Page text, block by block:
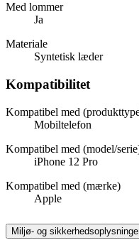
Med lommer
Ja
Materiale
Syntetisk læder
Kompatibilitet
Kompatibel med
Mobiltelefon
Kompatibel med (model/
iPhone 12 Pro
Kompatibel med (mærke)
Apple
Miljø- og